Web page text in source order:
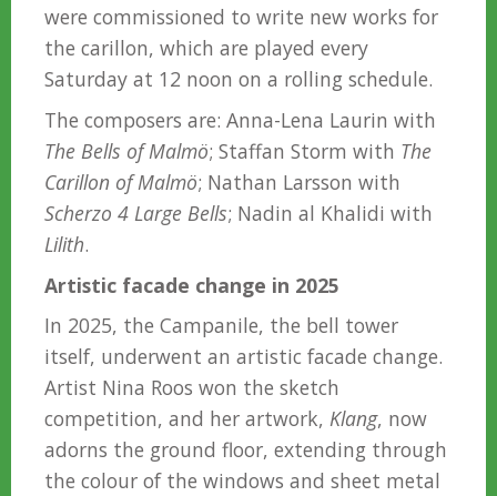
were commissioned to write new works for
the carillon, which are played every
Saturday at 12 noon on a rolling schedule.
The composers are: Anna-Lena Laurin with
The Bells of Malmö; Staffan Storm with The
Carillon of Malmö; Nathan Larsson with
Scherzo 4 Large Bells; Nadin al Khalidi with
Lilith.
Artistic facade change in 2025
In 2025, the Campanile, the bell tower
itself, underwent an artistic facade change.
Artist Nina Roos won the sketch
competition, and her artwork, Klang, now
adorns the ground floor, extending through
the colour of the windows and sheet metal